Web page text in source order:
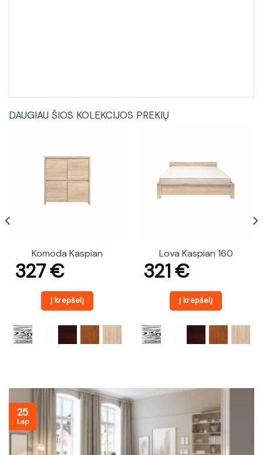
DAUGIAU ŠIOS KOLEKCIJOS PREKIŲ
Komoda Kaspian
327€
Į krepšelį
Lova Kaspian 160
321€
Į krepšelį
25
Lap